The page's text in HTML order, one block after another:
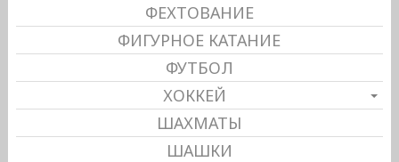
ФЕХТОВАНИЕ
ФИГУРНОЕ КАТАНИЕ
ФУТБОЛ
ХОККЕЙ
ШАХМАТЫ
ШАШКИ